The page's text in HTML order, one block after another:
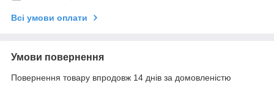
Всі умови оплати
Умови повернення
Повернення товару впродовж 14 днів за домовленістю